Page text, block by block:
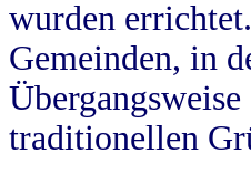
wurden
Gemeinden, in
traditionellen